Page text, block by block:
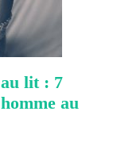
lit : 7
au